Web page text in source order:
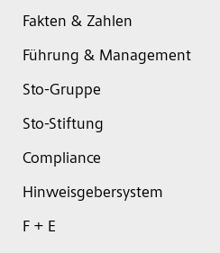
Fakten & Zahlen
Führung & Management
Sto-Gruppe
Sto-Stiftung
Compliance
Hinweisgebersystem
F + E